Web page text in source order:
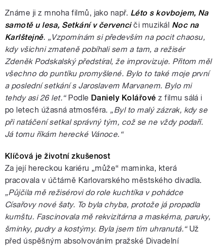
Známe ji z mnoha filmů, jako např. Léto s kovbojem, Na
samotě u lesa, Setkání v červenciči muzikál Noc na
Karlštejně. „Vzpomínám si především na pocit chaosu,
kdy všichni zmateně pobíhali sem a tam, a režisér
Zdeněk Podskalský předstíral, že improvizuje. Přitom měl
všechno do puntíku promyšlené. Bylo to také moje první
a poslední setkání s Jaroslavem Marvanem. Bylo mi
tehdy asi 26 let.“Podle Daniely Kolářové z filmu sálá i
po letech úžasná atmosféra. „Byl to malý zázrak, kdy se
při natáčení setkal správný tým, což se ne vždy podaří.
Já tomu říkám herecké Vánoce.“
Klíčová je životní zkušenost
Za její hereckou kariéru „může“ maminka, která
pracovala v účtárně Karlovarského městského divadla.
„Půjčila mě režisérovi do role kuchtíka v pohádce
Císařovy nové šaty. To byla chyba, protože já propadla
kumštu. Fascinovala mě rekvizitárna a maskérna, paruky,
šminky, pudry a kostýmy. Byla jsem tím uhranutá.“Už
před úspěšným absolvováním pražské Divadelní